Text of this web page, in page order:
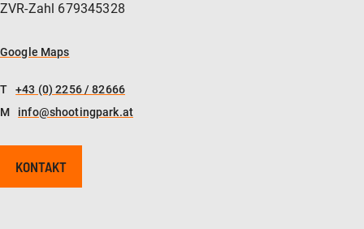
ZVR-Zahl 679345328
Google Maps
T
+43 (0) 2256 / 82666
M
info@shootingpark.at
KONTAKT